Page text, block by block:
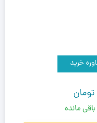
تومان